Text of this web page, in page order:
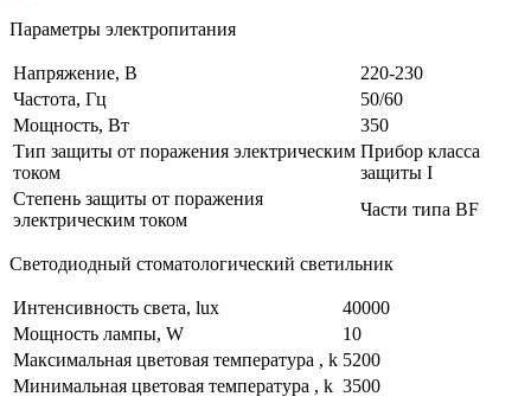
Параметры электропитания
Напряжение, В
220-230
Частота, Гц
50/60
Мощность, Вт
350
Тип защиты от поражения электрическим
током
Прибор класса
защиты I
Степень защиты от поражения
электрическим током
Части типа BF
Светодиодный стоматологический светильник
Интенсивность света, lux
40000
Мощность лампы, W
10
Максимальная цветовая температура , k 5200
Минимальная цветовая температура , k 3500